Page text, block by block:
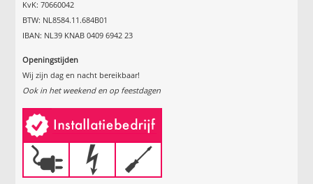
KvK: 70660042
BTW: NL8584.11.684B01
IBAN: NL39 KNAB 0409 6942 23
Openingstijden
Wij zijn dag en nacht bereikbaar!
Ook in het weekend en op feestdagen